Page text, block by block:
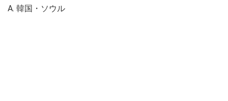
A. 韓国・ソウル